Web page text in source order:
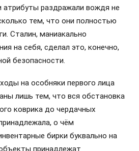
атрибуты раздражали вождя не
тем, что они полностью
Сталин, маниакально
на себя, сделал это, конечно,
безопасности.
на особняки первого лица
лишь тем, что вся обстановка
коврика до чердачных
о чём
бирки буквально на